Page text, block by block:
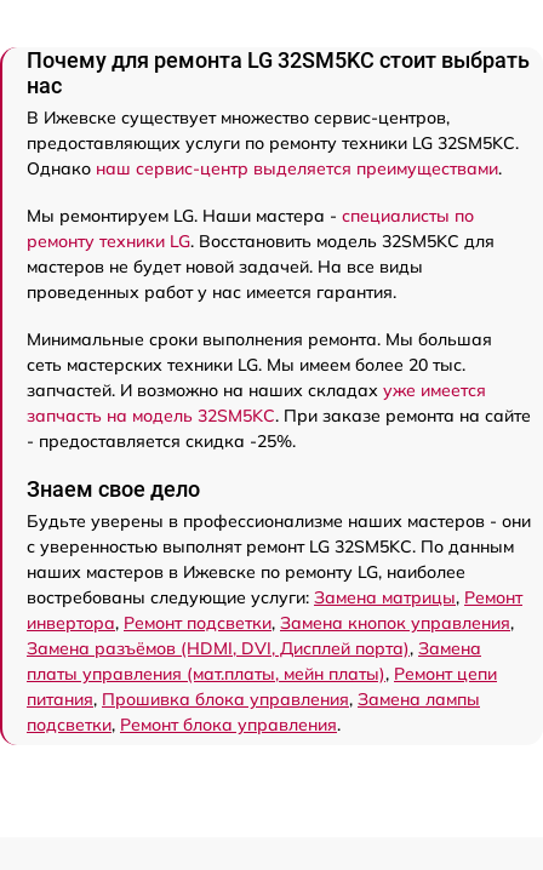
Почему для ремонта LG 32SM5KC стоит выбрать
нас
В Ижевске существует множество сервис-центров,
предоставляющих услуги по ремонту техники LG 32SM5KC.
Однако наш сервис-центр выделяется преимуществами.
Мы ремонтируем LG. Наши мастера - специалисты по
ремонту техники LG. Восстановить модель 32SM5KC для
мастеров не будет новой задачей. На все виды
проведенных работ у нас имеется гарантия.
Минимальные сроки выполнения ремонта. Мы большая
сеть мастерских техники LG. Мы имеем более 20 тыс.
запчастей. И возможно на наших складах уже имеется
запчасть на модель 32SM5KC. При заказе ремонта на сайте
- предоставляется скидка -25%.
Знаем свое дело
Будьте уверены в профессионализме наших мастеров - они
с уверенностью выполнят ремонт LG 32SM5KC. По данным
наших мастеров в Ижевске по ремонту LG, наиболее
востребованы следующие услуги: Замена матрицы, Ремонт
инвертора, Ремонт подсветки, Замена кнопок управления,
Замена разъёмов (HDMI, DVI, Дисплей порта), Замена
платы управления (мат.платы, мейн платы), Ремонт цепи
питания, Прошивка блока управления, Замена лампы
подсветки, Ремонт блока управления.